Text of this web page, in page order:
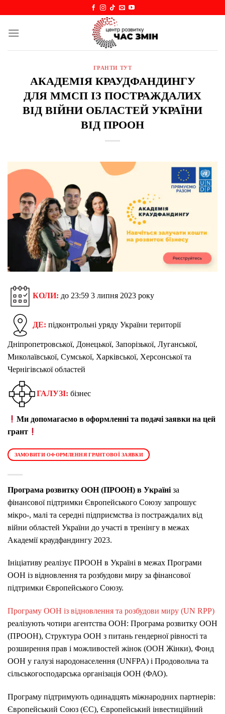
content
ГРАНТИ ТУТ
АКАДЕМІЯ КРАУДФАНДИНГУ
ДЛЯ ММСП ІЗ ПОСТРАЖДАЛИХ
ВІД ВІЙНИ ОБЛАСТЕЙ УКРАЇНИ
ВІД ПРООН
КОЛИ: до 23:59 3 липня 2023 року
ДЕ: підконтрольні уряду України території
Дніпропетровської, Донецької, Запорізької, Луганської,
Миколаївської, Сумської, Харківської, Херсонської та
Чернігівської областей
ГАЛУЗІ: бізнес
Ми допомагаємо в оформленні та подачі заявки на цей
грант
ЗАМОВИТИ ОФОРМЛЕННЯ ГРАНТОВОЇ ЗАЯВКИ
Програма розвитку ООН (ПРООН) в Україні за
фінансової підтримки Європейського Союзу запрошує
мікро-, малі та середні підприємства із постраждалих від
війни областей України до участі в тренінгу в межах
Академії краудфандингу 2023.
Ініціативу реалізує ПРООН в Україні в межах Програми
ООН із відновлення та розбудови миру за фінансової
підтримки Європейського Союзу.
Програму ООН із відновлення та розбудови миру (UN RPP)
реалізують чотири агентства ООН: Програма розвитку ООН
(ПРООН), Структура ООН з питань гендерної рівності та
розширення прав і можливостей жінок (ООН Жінки), Фонд
ООН у галузі народонаселення (UNFPA) і Продовольча та
сільськогосподарська організація ООН (ФАО).
Програму підтримують одинадцять міжнародних партнерів:
Європейський Союз (ЄС), Європейський інвестиційний